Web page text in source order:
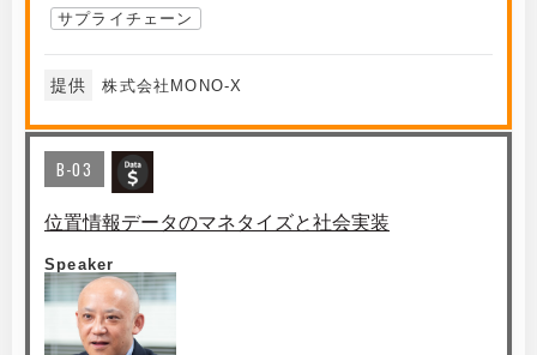
サプライチェーン
提供 株式会社MONO-X
B-03
位置情報データのマネタイズと社会実装
Speaker